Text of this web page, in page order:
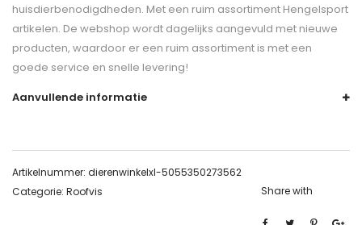
huisdierbenodigdheden. Met een ruim assortiment Hengelsport
artikelen. De webshop wordt dagelijks aangevuld met nieuwe
producten, waardoor er een ruim assortiment is met een
goede service en snelle levering!
Aanvullende informatie
Artikelnummer: dierenwinkelxl-5055350273562
Categorie: Roofvis Share with